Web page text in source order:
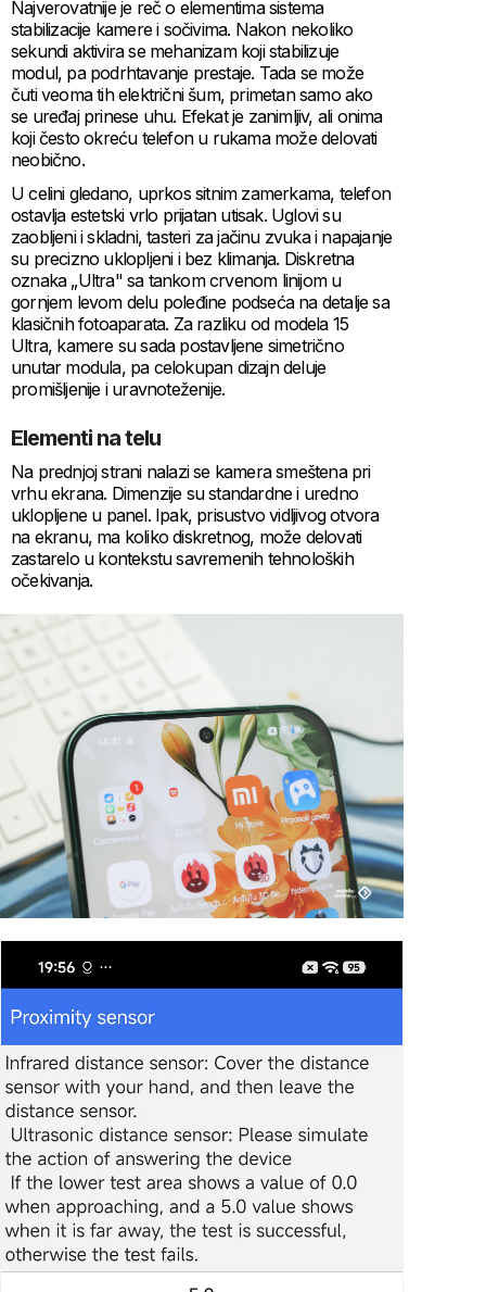
Najverovatnije je reč o elementima sistema
stabilizacije kamere i sočivima. Nakon nekoliko
sekundi aktivira se mehanizam koji stabilizuje
modul, pa podrhtavanje prestaje. Tada se može
čuti veoma tih električni šum, primetan samo ako
se uređaj prinese uhu. Efekat je zanimljiv, ali onima
koji često okreću telefon u rukama može delovati
neobično.
U celini gledano, uprkos sitnim zamerkama, telefon
ostavlja estetski vrlo prijatan utisak. Uglovi su
zaobljeni i skladni, tasteri za jačinu zvuka i napajanje
su precizno uklopljeni i bez klimanja. Diskretna
oznaka „Ultra" sa tankom crvenom linijom u
gornjem levom delu poleđine podseća na detalje sa
klasičnih fotoaparata. Za razliku od modela 15
Ultra, kamere su sada postavljene simetrično
unutar modula, pa celokupan dizajn deluje
promišljenije i uravnoteženije.
Elementi na telu
Na prednjoj strani nalazi se kamera smeštena pri
vrhu ekrana. Dimenzije su standardne i uredno
uklopljene u panel. Ipak, prisustvo vidljivog otvora
na ekranu, ma koliko diskretnog, može delovati
zastarelo u kontekstu savremenih tehnoloških
očekivanja.